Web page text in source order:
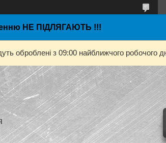
НЕ ПІДЛЯГАЮТЬ !!!
оброблені з 09:00 найближчого робочого